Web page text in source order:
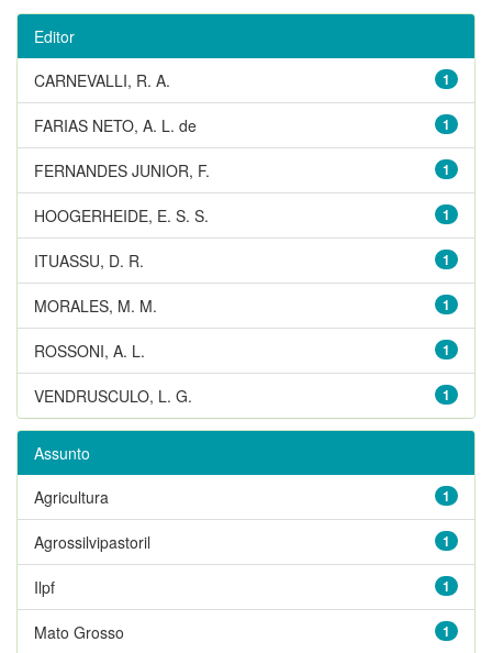
Editor
1
CARNEVALLI, R. A.
1
FARIAS NETO, A. L. de
1
FERNANDES JUNIOR, F.
1
HOOGERHEIDE, E. S. S.
1
ITUASSU, D. R.
1
MORALES, M. M.
1
ROSSONI, A. L.
1
VENDRUSCULO, L. G.
Assunto
1
Agricultura
1
Agrossilvipastoril
1
Ilpf
1
Mato Grosso